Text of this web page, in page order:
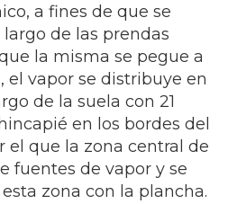
a fines de que se
de las prendas
la misma se pegue a
el vapor se distribuye en
de la suela con 21
en los bordes del
el que la zona central de
fuentes de vapor y se
zona con la plancha.